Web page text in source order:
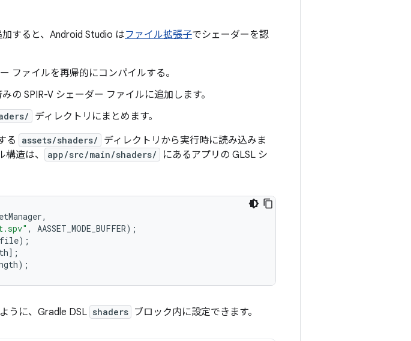
加すると、Android Studio はファイル拡張子でシェーダーを認
ファイルを再帰的にコンパイルする。
の SPIR-V シェーダー ファイルに追加します。
ディレクトリにまとめます。
る
assets/shaders/
ディレクトリから実行時に読み込みま
造は、
app/src/main/shaders/
にあるアプリの GLSL シ
,
, AASSET_MODE_BUFFER);
file);
];
);
うに、Gradle DSL shaders ブロック内に設定できます。